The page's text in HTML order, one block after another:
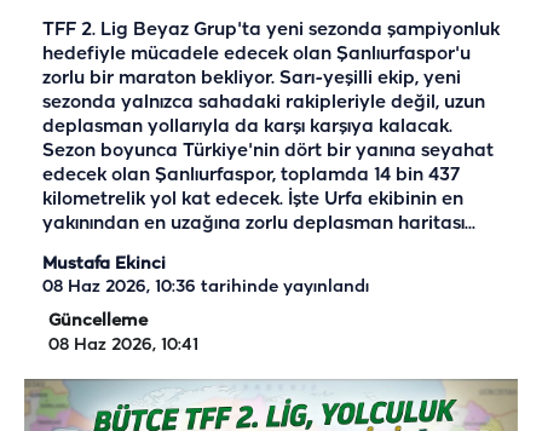
TFF 2. Lig Beyaz Grup'ta yeni sezonda şampiyonluk
hedefiyle mücadele edecek olan Şanlıurfaspor'u
zorlu bir maraton bekliyor. Sarı-yeşilli ekip, yeni
sezonda yalnızca sahadaki rakipleriyle değil, uzun
deplasman yollarıyla da karşı karşıya kalacak.
Sezon boyunca Türkiye'nin dört bir yanına seyahat
edecek olan Şanlıurfaspor, toplamda 14 bin 437
kilometrelik yol kat edecek. İşte Urfa ekibinin en
yakınından en uzağına zorlu deplasman haritası...
Mustafa Ekinci
08 Haz 2026, 10:36 tarihinde yayınlandı
Güncelleme
08 Haz 2026, 10:41